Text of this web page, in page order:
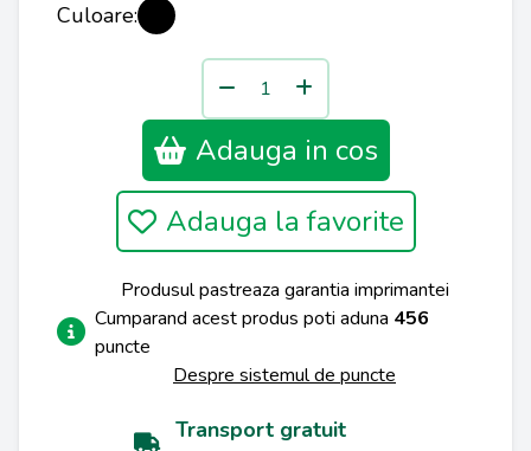
Culoare:
Adauga in cos
Adauga la favorite
Produsul pastreaza garantia imprimantei
Cumparand acest produs poti aduna 456
puncte
Despre sistemul de puncte
Transport gratuit